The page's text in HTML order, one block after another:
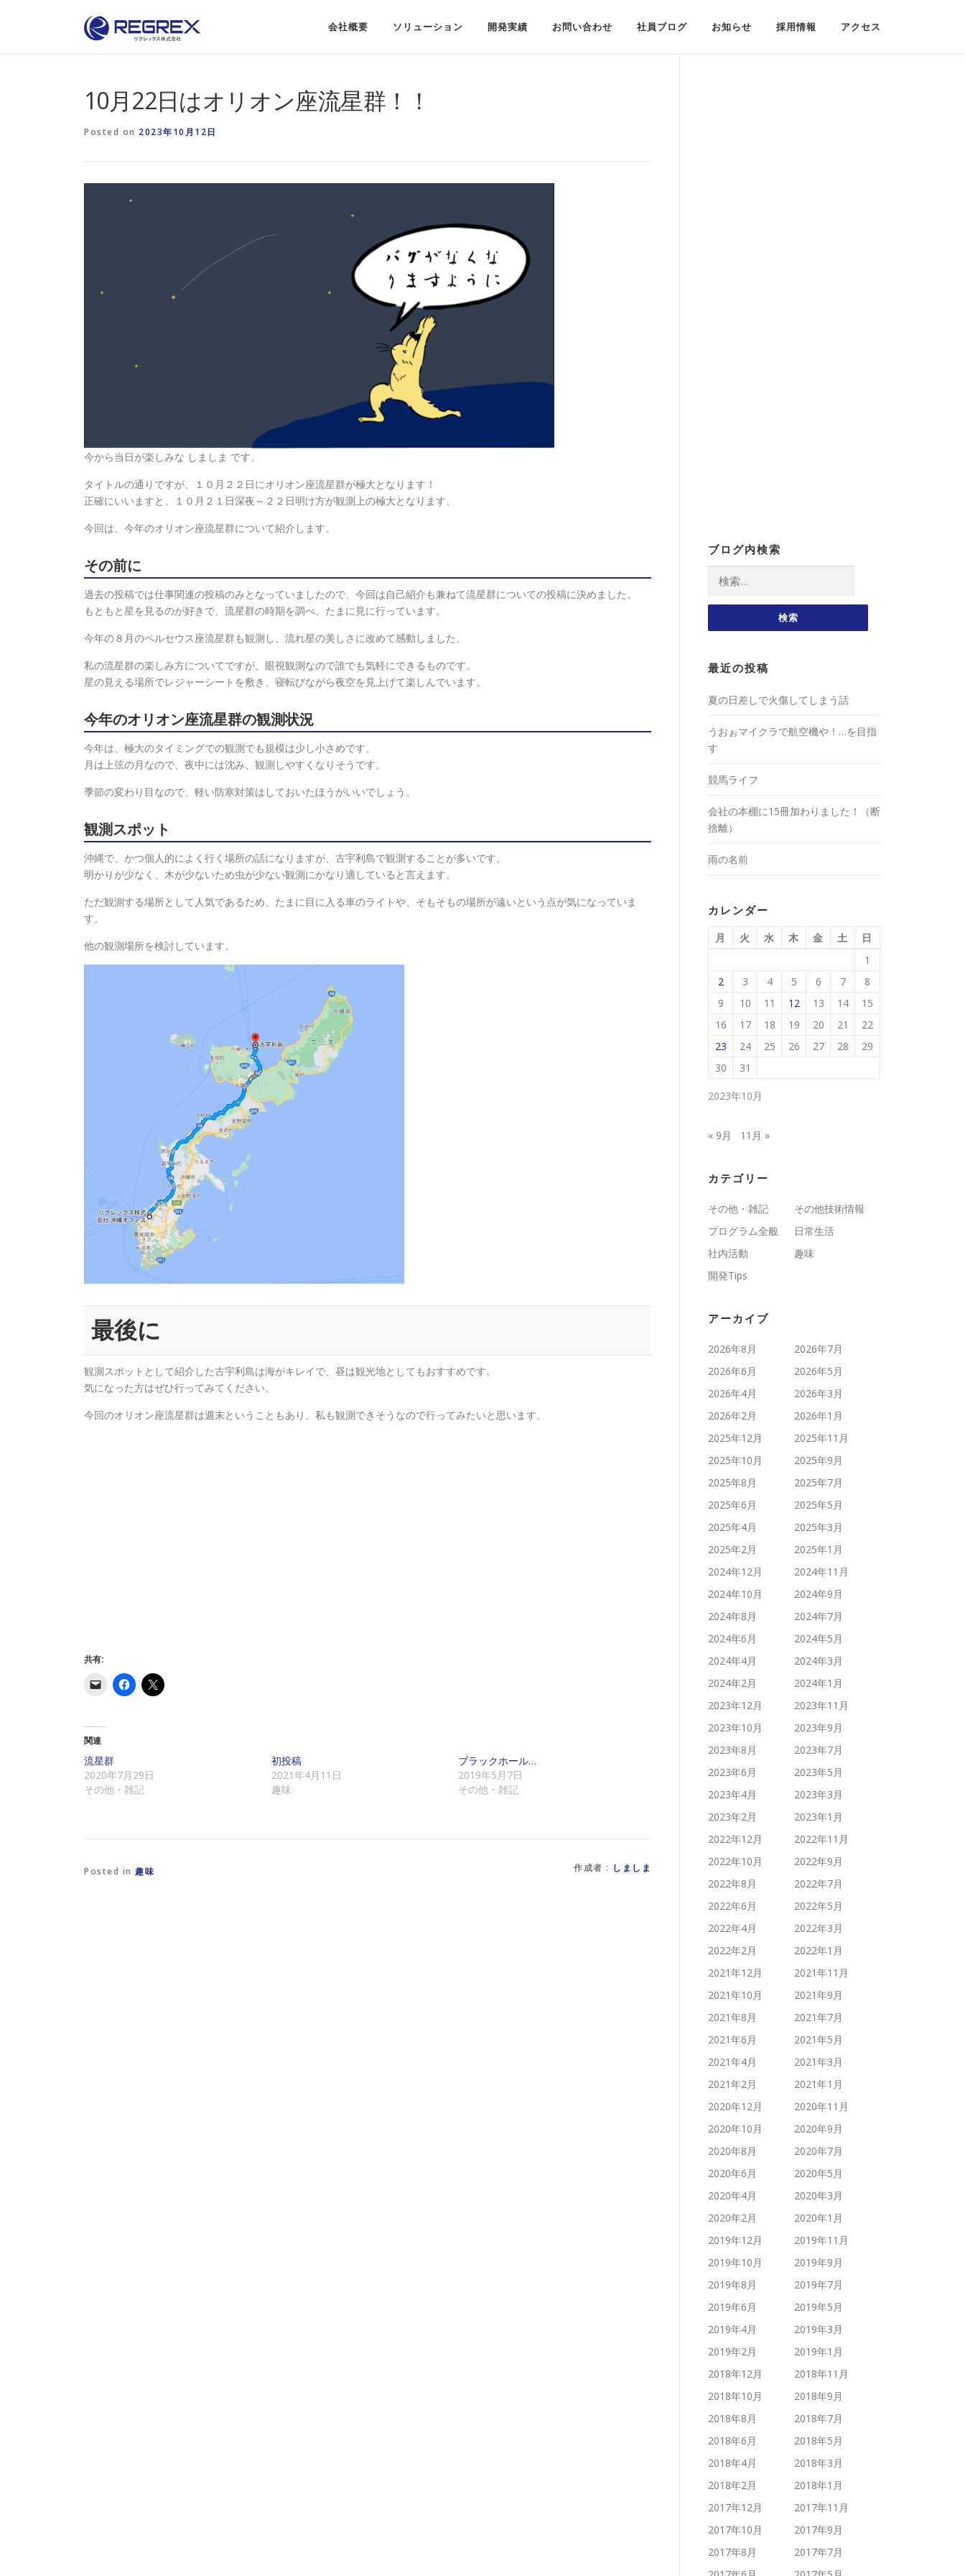
会社概要 ソリューション 開発実績 お問い合わせ 社員ブログ お知らせ 採用情報 アクセス
10月22日はオリオン座流星群！！
Posted on 2023年10月12日
今から当日が楽しみな しましま です。
タイトルの通りですが、１０月２２日にオリオン座流星群が極大となります！
正確にいいますと、１０月２１日深夜～２２日明け方が観測上の極大となります。
今回は、今年のオリオン座流星群について紹介します。
その前に
過去の投稿では仕事関連の投稿のみとなっていましたので、今回は自己紹介も兼ねて流星群についての投稿に決めました。
もともと星を見るのが好きで、流星群の時期を調べ、たまに見に行っています。
今年の８月のペルセウス座流星群も観測し、流れ星の美しさに改めて感動しました。
私の流星群の楽しみ方についてですが、眼視観測なので誰でも気軽にできるものです。
星の見える場所でレジャーシートを敷き、寝転びながら夜空を見上げて楽しんでいます。
今年のオリオン座流星群の観測状況
今年は、極大のタイミングでの観測でも規模は少し小さめです。
月は上弦の月なので、夜中には沈み、観測しやすくなりそうです。
季節の変わり目なので、軽い防寒対策はしておいたほうがいいでしょう。
観測スポット
沖縄で、かつ個人的によく行く場所の話になりますが、古宇利島で観測することが多いです。
明かりが少なく、木が少ないため虫が少ない観測にかなり適していると言えます。
ただ観測する場所として人気であるため、たまに目に入る車のライトや、そもそもの場所が遠いという点が気になっていま
す。
他の観測場所を検討しています。
最後に
観測スポットとして紹介した古宇利島は海がキレイで、昼は観光地としてもおすすめです。
気になった方はぜひ行ってみてください。
今回のオリオン座流星群は週末ということもあり、私も観測できそうなので行ってみたいと思います。
共有:
て
に
メ
ー
ル
で
新
し
F
a
有
す
る
て
く
ク
リ
関連
流星群
2020年7月29日
その他・雑記
初投稿
2021年4月11日
趣味
ブラックホール…
2019年5月7日
その他・雑記
Posted in 趣味 作成者 : しましま
ブログ内検索
最近の投稿
夏の日差しで火傷してしまう話
うおぉマイクラで航空機や！…を目指
す
競馬ライフ
会社の本棚に15冊加わりました！（断
捨離）
雨の名前
カレンダー
2023年10月
月 火 水 木 金 土
日
1
2
3 4 5 6 7
8
9
10 11 12 13 14
15
16
17 18 19 20 21
22
23
24 25 26 27 28
29
30
31
« 9月 11月 »
カテゴリー
その他・雑記
その他技術情報
プログラム全般
日常生活
社内活動
趣味
開発Tips
アーカイブ
2026年8月
2026年7月
2026年6月
2026年5月
2026年4月
2026年3月
2026年2月
2026年1月
2025年12月
2025年11月
2025年10月
2025年9月
2025年8月
2025年7月
2025年6月
2025年5月
2025年4月
2025年3月
2025年2月
2025年1月
2024年12月
2024年11月
2024年10月
2024年9月
2024年8月
2024年7月
2024年6月
2024年5月
2024年4月
2024年3月
2024年2月
2024年1月
2023年12月
2023年11月
2023年10月
2023年9月
2023年8月
2023年7月
2023年6月
2023年5月
2023年4月
2023年3月
2023年2月
2023年1月
2022年12月
2022年11月
2022年10月
2022年9月
2022年8月
2022年7月
2022年6月
2022年5月
2022年4月
2022年3月
2022年2月
2022年1月
2021年12月
2021年11月
2021年10月
2021年9月
2021年8月
2021年7月
2021年6月
2021年5月
2021年4月
2021年3月
2021年2月
2021年1月
2020年12月
2020年11月
2020年10月
2020年9月
2020年8月
2020年7月
2020年6月
2020年5月
2020年4月
2020年3月
2020年2月
2020年1月
2019年12月
2019年11月
2019年10月
2019年9月
2019年8月
2019年7月
2019年6月
2019年5月
2019年4月
2019年3月
2019年2月
2019年1月
2018年12月
2018年11月
2018年10月
2018年9月
2018年8月
2018年7月
2018年6月
2018年5月
2018年4月
2018年3月
2018年2月
2018年1月
2017年12月
2017年11月
2017年10月
2017年9月
2017年8月
2017年7月